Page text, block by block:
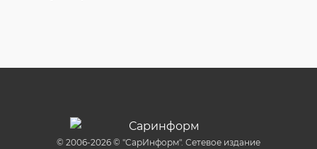
© 2006-2026 © "СарИнформ". Сетевое издание